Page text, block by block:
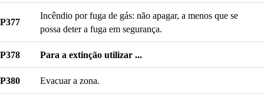
P377
Incêndio por fuga de gás: não apagar, a menos que se
possa deter a fuga em segurança.
P378 Para a extinção utilizar ...
P380 Evacuar a zona.